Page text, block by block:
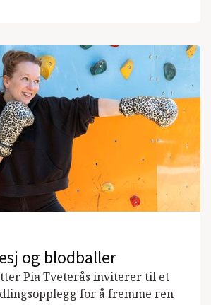
og blodballer
Pia Tveterås inviterer til et
for å fremme ren